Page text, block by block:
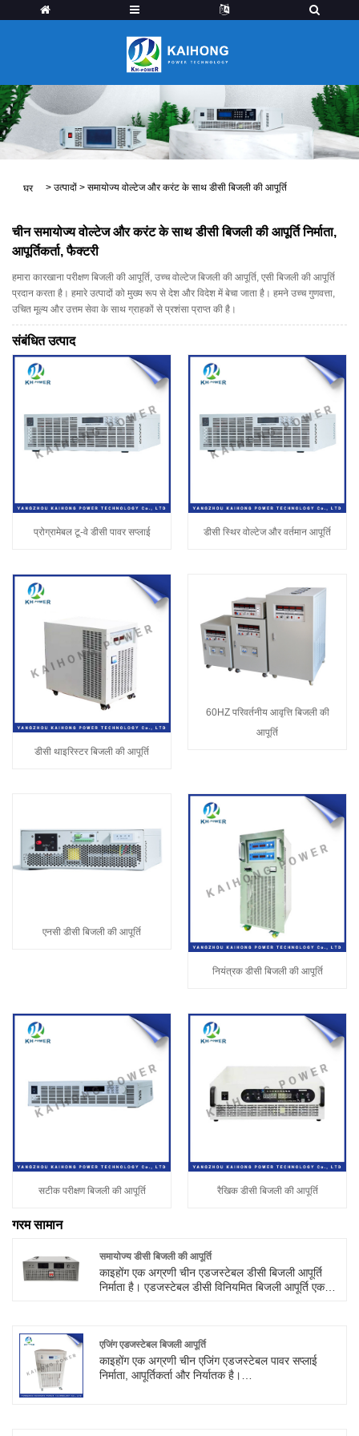
घर > उत्पादों > समायोज्य वोल्टेज और करंट के साथ डीसी बिजली की आपूर्ति
चीन समायोज्य वोल्टेज और करंट के साथ डीसी बिजली की आपूर्ति निर्माता,
आपूर्तिकर्ता, फैक्टरी
हमारा कारखाना परीक्षण बिजली की आपूर्ति, उच्च वोल्टेज बिजली की आपूर्ति, एसी बिजली की आपूर्ति
प्रदान करता है। हमारे उत्पादों को मुख्य रूप से देश और विदेश में बेचा जाता है। हमने उच्च गुणवत्ता,
उचित मूल्य और उत्तम सेवा के साथ ग्राहकों से प्रशंसा प्राप्त की है।
संबंधित उत्पाद
प्रोग्रामेबल टू-वे डीसी पावर सप्लाई डीसी स्थिर वोल्टेज और वर्तमान आपूर्ति
डीसी थाइरिस्टर बिजली की आपूर्ति
60HZ परिवर्तनीय आवृत्ति बिजली की
आपूर्ति
एनसी डीसी बिजली की आपूर्ति
नियंत्रक डीसी बिजली की आपूर्ति
सटीक परीक्षण बिजली की आपूर्ति रैखिक डीसी बिजली की आपूर्ति
गरम सामान
समायोज्य डीसी बिजली की आपूर्ति
काइहोंग एक अग्रणी चीन एडजस्टेबल डीसी बिजली आपूर्ति
निर्माता है। एडजस्टेबल डीसी विनियमित बिजली आपूर्ति एक
की आवश्यकताओं को पूरा करने के लिए आउटपुट वोल्टेज और
करंट को समायोजित कर सकता है। यह आलेख समायोज्य
डीसी विनियमित बिजली आपूर्ति की विशेषताओं और लाभों और
एजिंग एडजस्टेबल बिजली आपूर्ति
काइहोंग एक अग्रणी चीन एजिंग एडजस्टेबल पावर सप्लाई
निर्माता, आपूर्तिकर्ता और निर्यातक है।